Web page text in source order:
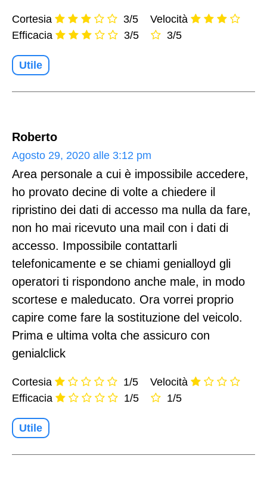
Cortesia
3/5
Efficacia
3/5
Velocità
3/5
Utile
Roberto
Agosto 29, 2020 alle 3:12 pm
Area personale a cui è impossibile accedere,
ho provato decine di volte a chiedere il
ripristino dei dati di accesso ma nulla da fare,
non ho mai ricevuto una mail con i dati di
accesso. Impossibile contattarli
telefonicamente e se chiami genialloyd gli
operatori ti rispondono anche male, in modo
scortese e maleducato. Ora vorrei proprio
capire come fare la sostituzione del veicolo.
Prima e ultima volta che assicuro con
genialclick
Cortesia
1/5
Efficacia
1/5
Velocità
1/5
Utile